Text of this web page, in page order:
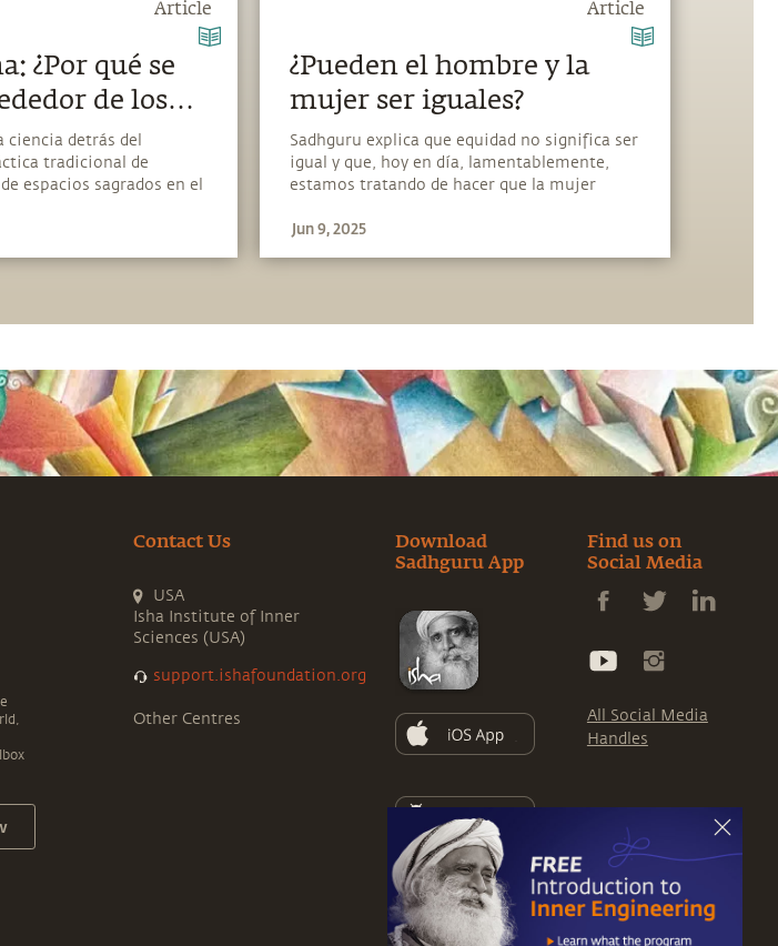
Article
¿Por qué se
de los
sentido de
del reloj?
ciencia detrás del
tradicional de
espacios sagrados en el
Article
¿Pueden el hombre y la
mujer ser iguales?
Sadhguru explica que equidad no significa ser
igual y que, hoy en día, lamentablemente,
estamos tratando de hacer que la mujer
Jun 9, 2025
Contact Us
USA
Isha Institute of Inner
Sciences (USA)
support.ishafoundation.org
Other Centres
Download
Sadhguru App
Find us on
Social Media
All Social Media
Handles